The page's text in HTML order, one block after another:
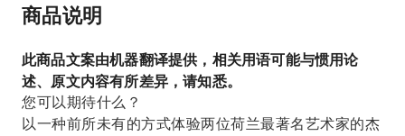
商品说明
此商品文案由机器翻译提供，相关用语可能与惯用论
述、原文内容有所差异，请知悉。
您可以期待什么？
以一种前所未有的方式体验两位荷兰最著名艺术家的杰